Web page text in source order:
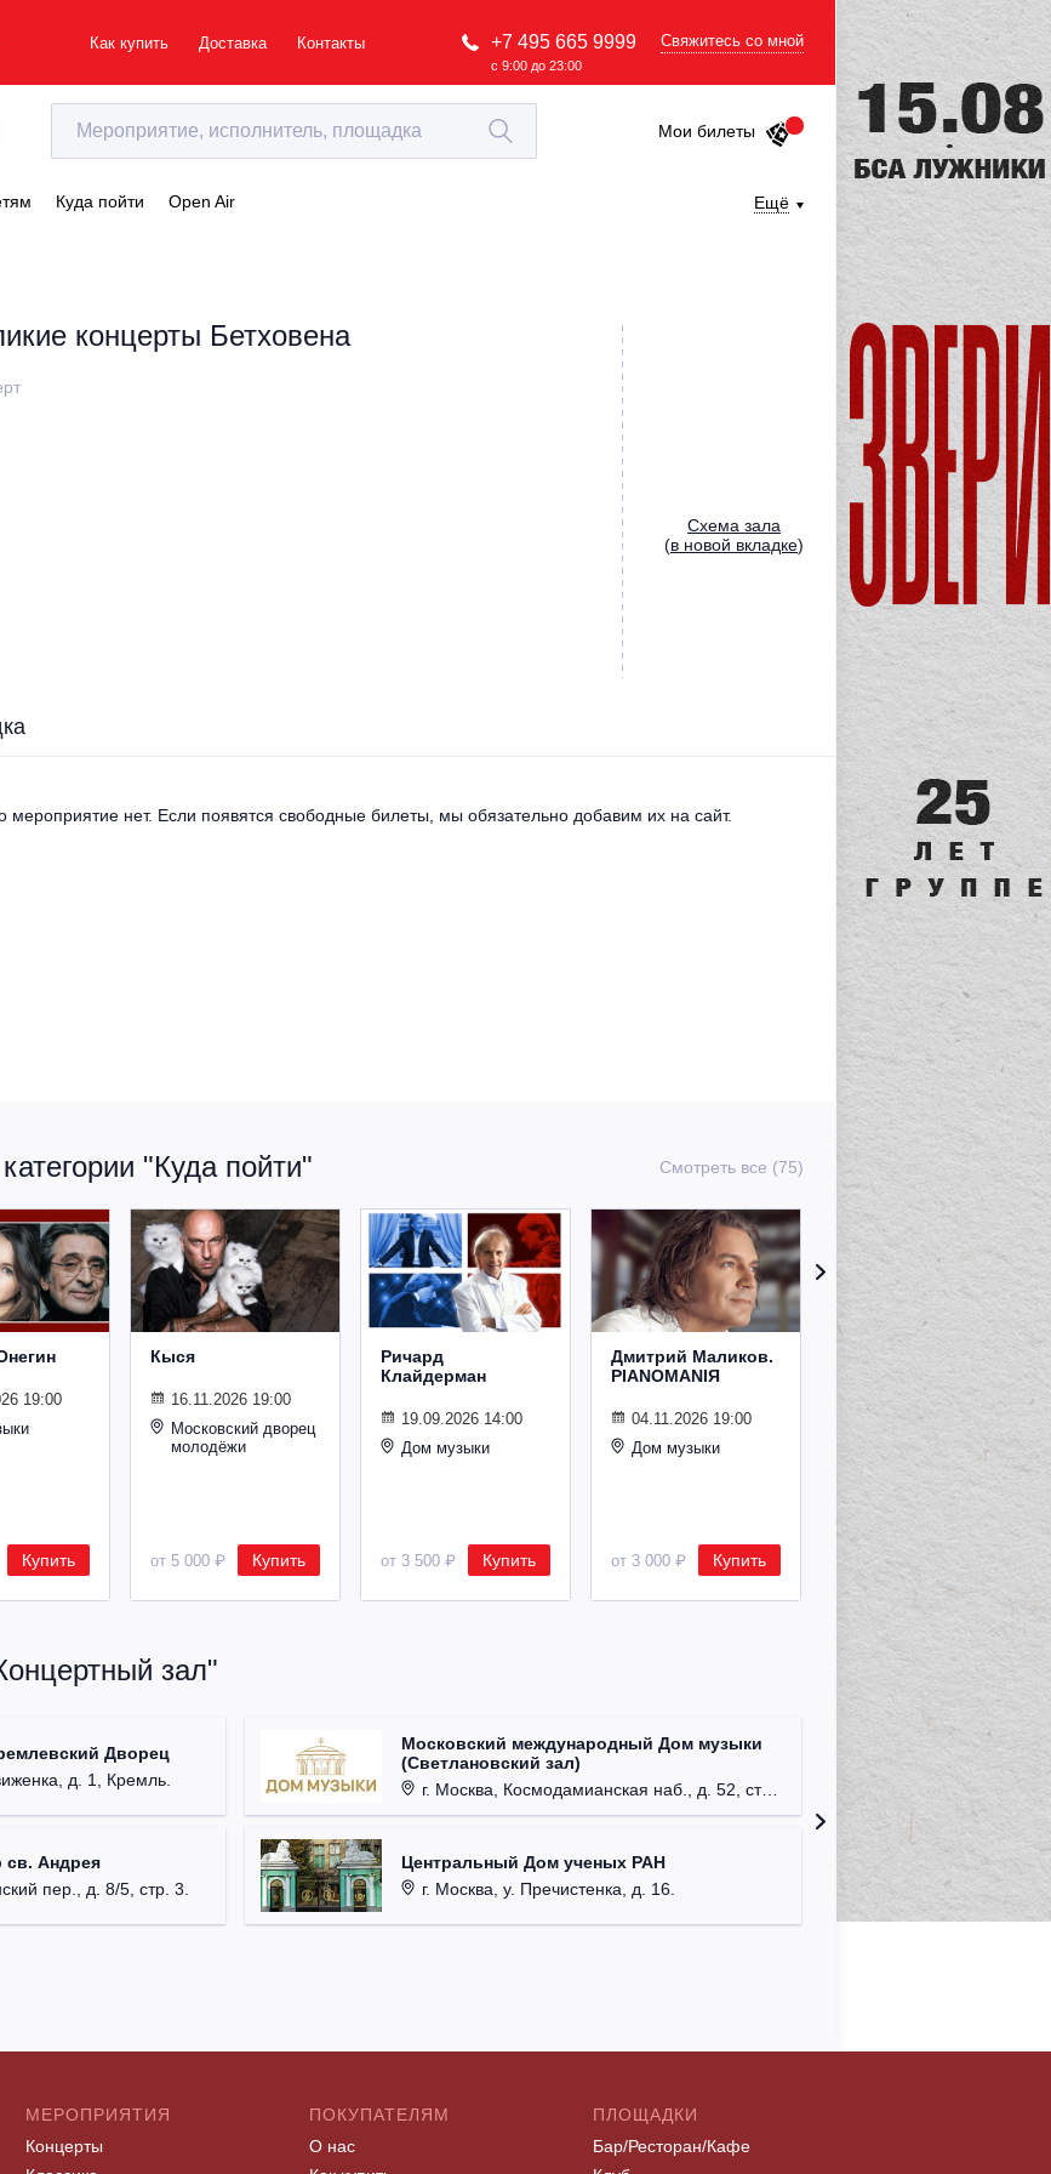
Как купить Доставка Контакты +7 495 665 9999
с 9:00 до 23:00
Свяжитесь со мной
Мои билеты
Куда пойти Open Air Ещё
концерты Бетховена
Cхема зала
(в новой вкладке)
мероприятие нет. Если появятся свободные билеты, мы обязательно добавим их на сайт.
"Куда пойти" Смотреть все (75)
19:00
Купить
Кыся
16.11.2026 19:00
Московский дворец
молодёжи
от 5 000 ₽ Купить
Ричард
Клайдерман
19.09.2026 14:00
Дом музыки
от 3 500 ₽ Купить
Дмитрий Маликов.
PIANOMANIЯ
04.11.2026 19:00
Дом музыки
от 3 000 ₽ Купить
Рождественский
концерт
Владимира
Спивакова
24.12.2026 19:00
Дом музыки
от 8 500 ₽ Купить
зал"
Дворец
д. 1, Кремль.
св. Андрея
пер., д. 8/5, стр. 3.
Московский международный Дом музыки
(Светлановский зал)
г. Москва, Космодамианская наб., д. 52, стр. 8.
Центральный Дом ученых РАН
г. Москва, у. Пречистенка, д. 16.
Клуб
г.
г.
МЕРОПРИЯТИЯ
Концерты
ПОКУПАТЕЛЯМ
О нас
ПЛОЩАДКИ
Бар/Ресторан/Кафе